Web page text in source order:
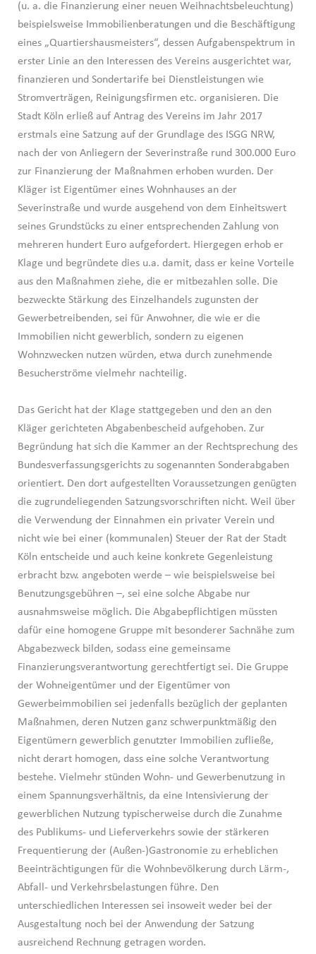
(u. a. die Finanzierung einer neuen Weihnachtsbeleuchtung)
beispielsweise Immobilienberatungen und die Beschäftigung
eines „Quartiershausmeisters“, dessen Aufgabenspektrum in
erster Linie an den Interessen des Vereins ausgerichtet war,
finanzieren und Sondertarife bei Dienstleistungen wie
Stromverträgen, Reinigungsfirmen etc. organisieren. Die
Stadt Köln erließ auf Antrag des Vereins im Jahr 2017
erstmals eine Satzung auf der Grundlage des ISGG NRW,
nach der von Anliegern der Severinstraße rund 300.000 Euro
zur Finanzierung der Maßnahmen erhoben wurden. Der
Kläger ist Eigentümer eines Wohnhauses an der
Severinstraße und wurde ausgehend von dem Einheitswert
seines Grundstücks zu einer entsprechenden Zahlung von
mehreren hundert Euro aufgefordert. Hiergegen erhob er
Klage und begründete dies u.a. damit, dass er keine Vorteile
aus den Maßnahmen ziehe, die er mitbezahlen solle. Die
bezweckte Stärkung des Einzelhandels zugunsten der
Gewerbetreibenden, sei für Anwohner, die wie er die
Immobilien nicht gewerblich, sondern zu eigenen
Wohnzwecken nutzen würden, etwa durch zunehmende
Besucherströme vielmehr nachteilig.
Das Gericht hat der Klage stattgegeben und den an den
Kläger gerichteten Abgabenbescheid aufgehoben. Zur
Begründung hat sich die Kammer an der Rechtsprechung des
Bundesverfassungsgerichts zu sogenannten Sonderabgaben
orientiert. Den dort aufgestellten Voraussetzungen genügten
die zugrundeliegenden Satzungsvorschriften nicht. Weil über
die Verwendung der Einnahmen ein privater Verein und
nicht wie bei einer (kommunalen) Steuer der Rat der Stadt
Köln entscheide und auch keine konkrete Gegenleistung
erbracht bzw. angeboten werde – wie beispielsweise bei
Benutzungsgebühren –, sei eine solche Abgabe nur
ausnahmsweise möglich. Die Abgabepflichtigen müssten
dafür eine homogene Gruppe mit besonderer Sachnähe zum
Abgabezweck bilden, sodass eine gemeinsame
Finanzierungsverantwortung gerechtfertigt sei. Die Gruppe
der Wohneigentümer und der Eigentümer von
Gewerbeimmobilien sei jedenfalls bezüglich der geplanten
Maßnahmen, deren Nutzen ganz schwerpunktmäßig den
Eigentümern gewerblich genutzter Immobilien zufließe,
nicht derart homogen, dass eine solche Verantwortung
bestehe. Vielmehr stünden Wohn- und Gewerbenutzung in
einem Spannungsverhältnis, da eine Intensivierung der
gewerblichen Nutzung typischerweise durch die Zunahme
des Publikums- und Lieferverkehrs sowie der stärkeren
Frequentierung der (Außen-)Gastronomie zu erheblichen
Beeinträchtigungen für die Wohnbevölkerung durch Lärm-,
Abfall- und Verkehrsbelastungen führe. Den
unterschiedlichen Interessen sei insoweit weder bei der
Ausgestaltung noch bei der Anwendung der Satzung
ausreichend Rechnung getragen worden.